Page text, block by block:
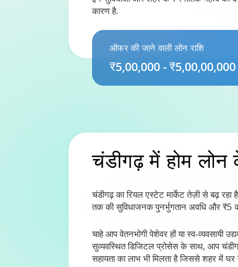
कारण है.
ऑफर की जाने वाली लोन राशि
₹5,00,000 - ₹5,00,00,000
चंडीगढ़ में होम लोन
चंडीगढ़ का रियल एस्टेट मार्केट तेज़ी से बढ़
तक की सुविधाजनक पुनर्भुगतान अवधि और ₹5
चाहे आप वेतनभोगी पेशेवर हों या स्व-व्यवसायी
सुव्यवस्थित डिजिटल प्रोसेस के साथ, आप
सहायता का लाभ भी मिलता है जिससे शहर में